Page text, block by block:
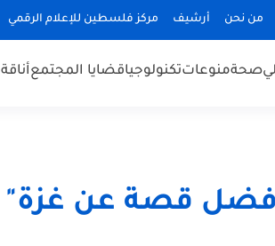
من نحن أرشيف مركز فلسطين للإعلام الرقمي
صحةمنوعاتتكنولوجياقضايا المجتمعأناقة
قصة عن غزة"